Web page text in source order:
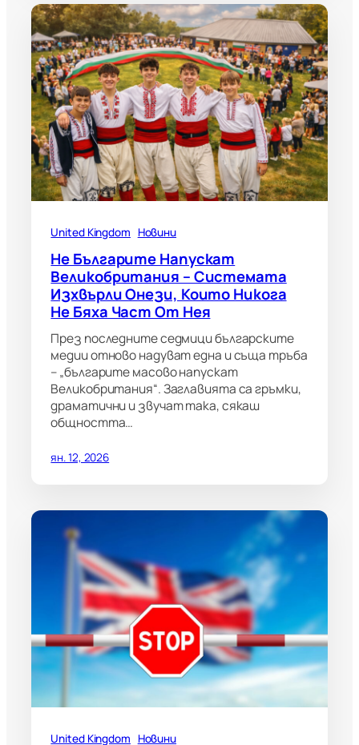
United Kingdom Новини
Не Българите Напускат
Великобритания – Системата
Изхвърли Онези, Които Никога
Не Бяха Част От Нея
През последните седмици българските
медии отново надуват една и съща тръба
– „българите масово напускат
Великобритания“. Заглавията са гръмки,
драматични и звучат така, сякаш
общността…
ян. 12, 2026
United Kingdom Новини